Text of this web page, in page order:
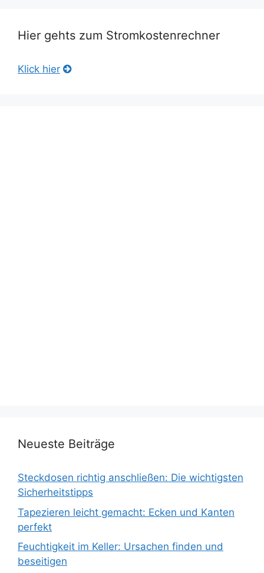
Hier gehts zum Stromkostenrechner
Klick hier
Neueste Beiträge
Steckdosen richtig anschließen: Die wichtigsten
Sicherheitstipps
Tapezieren leicht gemacht: Ecken und Kanten
perfekt
Feuchtigkeit im Keller: Ursachen finden und
beseitigen